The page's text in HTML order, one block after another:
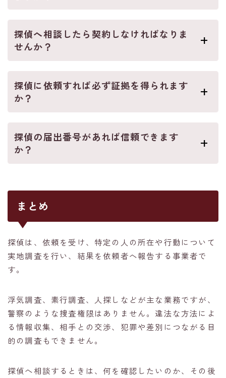
探偵へ相談したら契約しなければなりま
せんか？
探偵に依頼すれば必ず証拠を得られます
か？
探偵の届出番号があれば信頼できます
か？
まとめ
探偵は、依頼を受け、特定の人の所在や行動について
実地調査を行い、結果を依頼者へ報告する事業者で
す。
浮気調査、素行調査、人探しなどが主な業務ですが、
警察のような捜査権限はありません。違法な方法によ
る情報収集、相手との交渉、犯罪や差別につながる目
的の調査もできません。
探偵へ相談するときは、何を確認したいのか、その後